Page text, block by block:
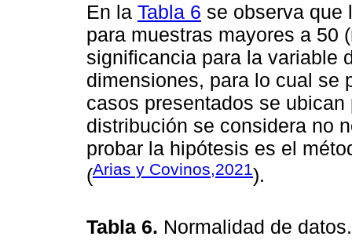
En la Tabla 6 se observa que
para muestras mayores a 50
significancia para la variable
dimensiones, para lo cual se
casos presentados se
distribución se considera no
probar la hipótesis es el
(Arias y Covinos,2021).
Tabla 6. Normalidad de